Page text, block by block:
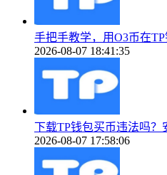
手把手教学，用O3币在
2026-08-07 18:41:35
下载TP钱包买币违法吗
2026-08-07 17:58:06